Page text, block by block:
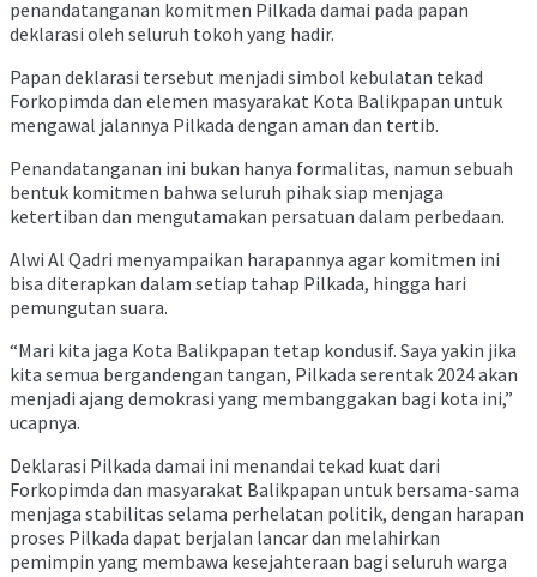
penandatanganan komitmen Pilkada damai pada papan
deklarasi oleh seluruh tokoh yang hadir.
Papan deklarasi tersebut menjadi simbol kebulatan tekad
Forkopimda dan elemen masyarakat Kota Balikpapan untuk
mengawal jalannya Pilkada dengan aman dan tertib.
Penandatanganan ini bukan hanya formalitas, namun sebuah
bentuk komitmen bahwa seluruh pihak siap menjaga
ketertiban dan mengutamakan persatuan dalam perbedaan.
Alwi Al Qadri menyampaikan harapannya agar komitmen ini
bisa diterapkan dalam setiap tahap Pilkada, hingga hari
pemungutan suara.
“Mari kita jaga Kota Balikpapan tetap kondusif. Saya yakin jika
kita semua bergandengan tangan, Pilkada serentak 2024 akan
menjadi ajang demokrasi yang membanggakan bagi kota ini,”
ucapnya.
Deklarasi Pilkada damai ini menandai tekad kuat dari
Forkopimda dan masyarakat Balikpapan untuk bersama-sama
menjaga stabilitas selama perhelatan politik, dengan harapan
proses Pilkada dapat berjalan lancar dan melahirkan
pemimpin yang membawa kesejahteraan bagi seluruh warga